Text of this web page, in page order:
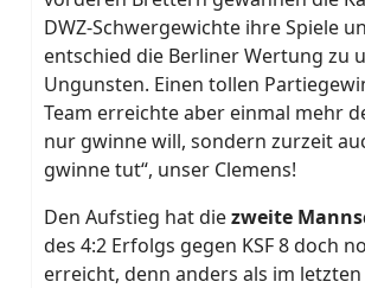
DWZ-Schwergewichte ihre Spiele
entschied die Berliner Wertung zu
Ungunsten. Einen tollen
Team erreichte aber einmal mehr
nur gwinne will, sondern zurzeit
gwinne tut“, unser Clemens!
Den Aufstieg hat diezweite
des 4:2 Erfolgs gegen KSF 8 doch
erreicht, denn anders als im